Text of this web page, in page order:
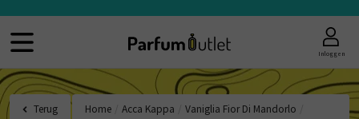
Inloggen
Terug Home Acca Kappa Vaniglia Fior Di Mandorlo